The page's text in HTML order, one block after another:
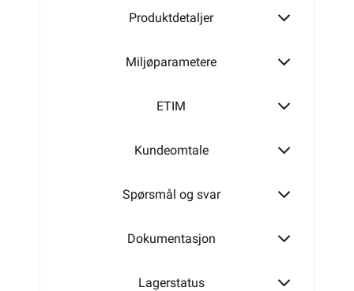
Produktdetaljer
Miljøparametere
ETIM
Kundeomtale
Spørsmål og svar
Dokumentasjon
Lagerstatus